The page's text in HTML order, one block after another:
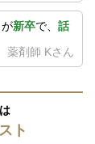
新卒で、 話
薬剤師 Kさん
ト